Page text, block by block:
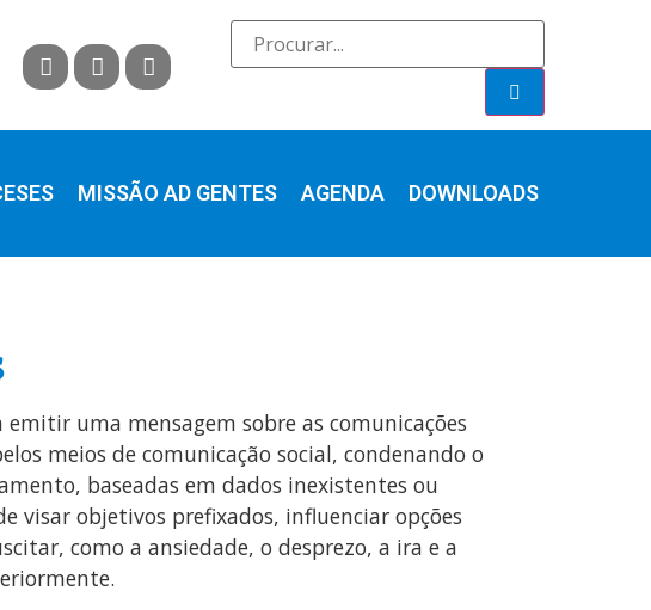
MISSÃO AD GENTES AGENDA DOWNLOADS
emitir uma mensagem sobre as comunicações
meios de comunicação social, condenando o
baseadas em dados inexistentes ou
visar objetivos prefixados, influenciar opções
como a ansiedade, o desprezo, a ira e a